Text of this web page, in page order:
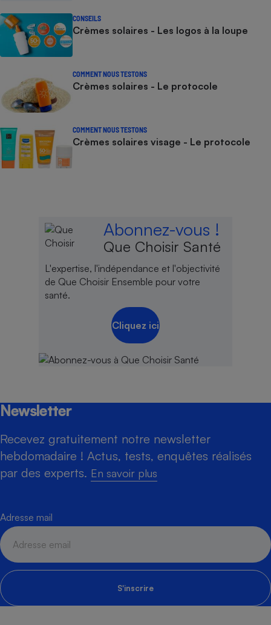
CONSEILS
Crèmes solaires - Les logos à la loupe
COMMENT NOUS TESTONS
Crèmes solaires - Le protocole
COMMENT NOUS TESTONS
Crèmes solaires visage - Le protocole
Abonnez-vous !
Que Choisir Santé
L'expertise, l'indépendance et l'objectivité
de Que Choisir Ensemble pour votre
santé.
Cliquez ici
Newsletter
Recevez gratuitement notre newsletter
hebdomadaire ! Actus, tests, enquêtes réalisés
par des experts. En savoir plus
Adresse mail
S'inscrire